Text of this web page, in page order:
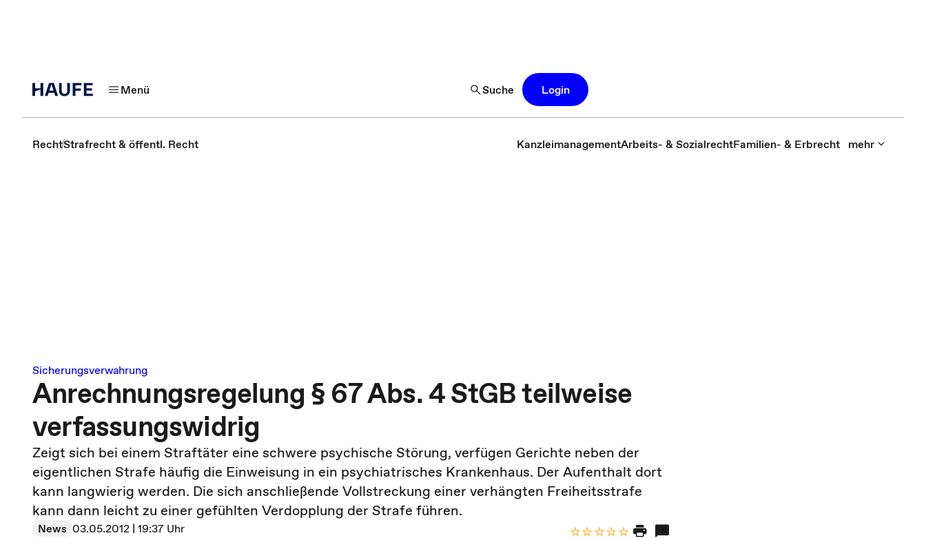
Menü Suche Login
RechtStrafrecht & öffentl. Recht KanzleimanagementArbeits- & SozialrechtFamilien- & Erbrecht mehr
Sicherungsverwahrung
Anrechnungsregelung § 67 Abs. 4 StGB teilweise
verfassungswidrig
Zeigt sich bei einem Straftäter eine schwere psychische Störung, verfügen Gerichte neben der
eigentlichen Strafe häufig die Einweisung in ein psychiatrisches Krankenhaus. Der Aufenthalt dort
kann langwierig werden. Die sich anschließende Vollstreckung einer verhängten Freiheitsstrafe
kann dann leicht zu einer gefühlten Verdopplung der Strafe führen.
News 03.05.2012 | 19:37 Uhr